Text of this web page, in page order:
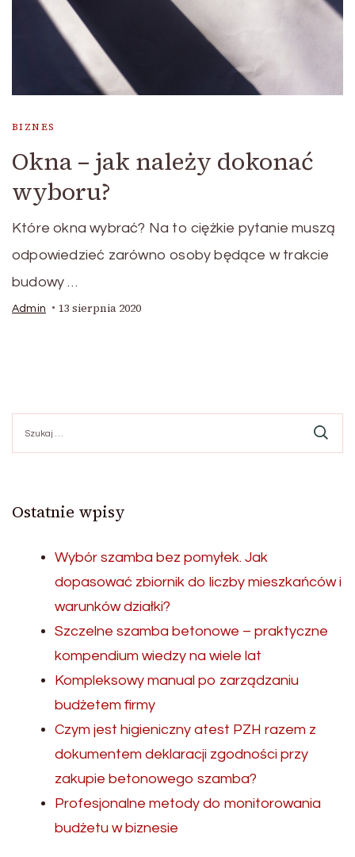
BIZNES
Okna – jak należy dokonać
wyboru?
Które okna wybrać? Na to ciężkie pytanie muszą
odpowiedzieć zarówno osoby będące w trakcie
budowy …
Admin 13 sierpnia 2020
Ostatnie wpisy
Wybór szamba bez pomyłek. Jak
dopasować zbiornik do liczby mieszkańców i
warunków działki?
Szczelne szamba betonowe – praktyczne
kompendium wiedzy na wiele lat
Kompleksowy manual po zarządzaniu
budżetem firmy
Czym jest higieniczny atest PZH razem z
dokumentem deklaracji zgodności przy
zakupie betonowego szamba?
Profesjonalne metody do monitorowania
budżetu w biznesie